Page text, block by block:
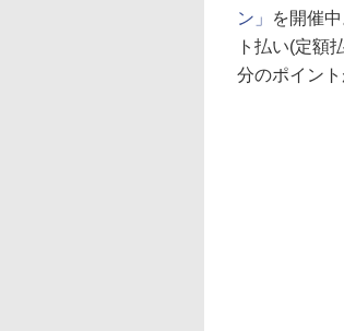
ン」
を開催
ト払い(定額
分のポイント